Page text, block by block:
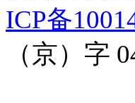
ICP备
（京）字